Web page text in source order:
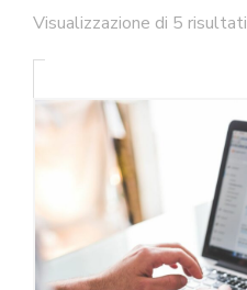
Visualizzazione di 5 risultati